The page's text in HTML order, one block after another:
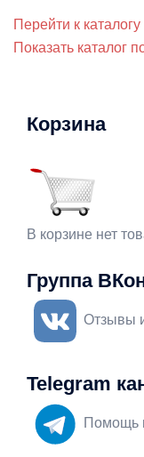
Перейти к
Показать каталог
Корзина
В корзине нет
Группа
Отзывы
Telegram
Помощь